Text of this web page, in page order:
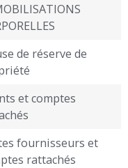
de réserve de
et comptes
fournisseurs et
rattachés